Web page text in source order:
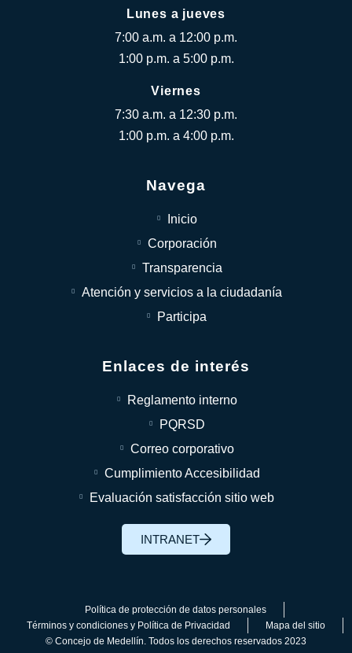
Lunes a jueves
7:00 a.m. a 12:00 p.m.
1:00 p.m. a 5:00 p.m.
Viernes
7:30 a.m. a 12:30 p.m.
1:00 p.m. a 4:00 p.m.
Navega
Inicio
Corporación
Transparencia
Atención y servicios a la ciudadanía
Participa
Enlaces de interés
Reglamento interno
PQRSD
Correo corporativo
Cumplimiento Accesibilidad
Evaluación satisfacción sitio web
INTRANET
Política de protección de datos personales
Términos y condiciones y Política de Privacidad
Mapa del sitio
© Concejo de Medellín. Todos los derechos reservados 2023